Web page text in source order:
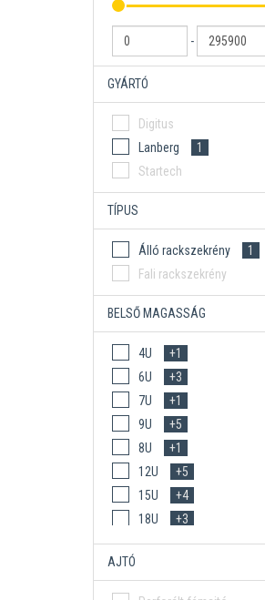
-
GYÁRTÓ
Digitus
Lanberg
1
Startech
TÍPUS
Álló rackszekrény
1
Fali rackszekrény
BELSŐ MAGASSÁG
4U
+1
6U
+3
7U
+1
9U
+5
8U
+1
12U
+5
15U
+4
18U
+3
22U
+3
AJTÓ